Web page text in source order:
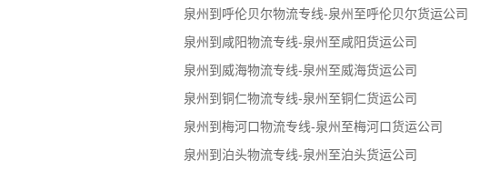
泉州到呼伦贝尔物流专线-泉州至呼伦贝尔货运公司
泉州到咸阳物流专线-泉州至咸阳货运公司
泉州到威海物流专线-泉州至威海货运公司
泉州到铜仁物流专线-泉州至铜仁货运公司
泉州到梅河口物流专线-泉州至梅河口货运公司
泉州到泊头物流专线-泉州至泊头货运公司